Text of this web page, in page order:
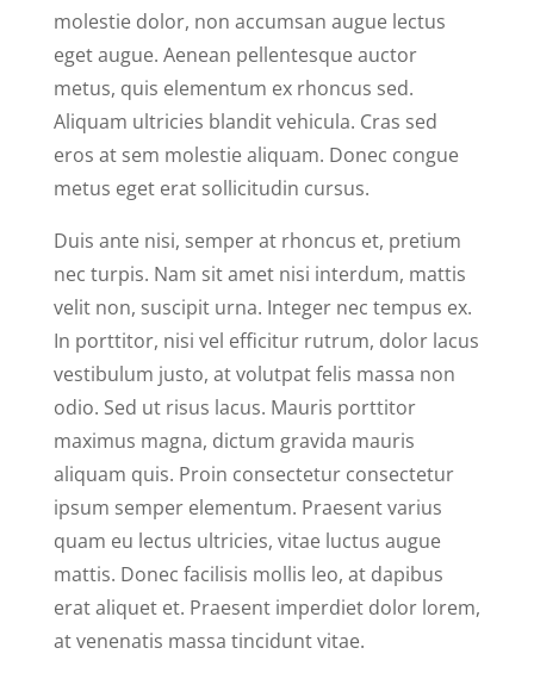
molestie dolor, non accumsan augue lectus
eget augue. Aenean pellentesque auctor
metus, quis elementum ex rhoncus sed.
Aliquam ultricies blandit vehicula. Cras sed
eros at sem molestie aliquam. Donec congue
metus eget erat sollicitudin cursus.
Duis ante nisi, semper at rhoncus et, pretium
nec turpis. Nam sit amet nisi interdum, mattis
velit non, suscipit urna. Integer nec tempus ex.
In porttitor, nisi vel efficitur rutrum, dolor lacus
vestibulum justo, at volutpat felis massa non
odio. Sed ut risus lacus. Mauris porttitor
maximus magna, dictum gravida mauris
aliquam quis. Proin consectetur consectetur
ipsum semper elementum. Praesent varius
quam eu lectus ultricies, vitae luctus augue
mattis. Donec facilisis mollis leo, at dapibus
erat aliquet et. Praesent imperdiet dolor lorem,
at venenatis massa tincidunt vitae.